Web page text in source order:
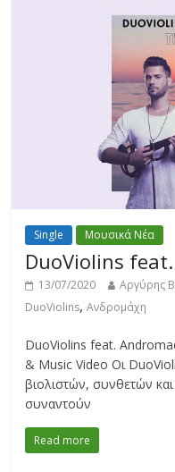
Single Μουσικά Νέα
DuoViolins
13/07/2020 Αργύρης
DuoViolins,Ανδρομάχη
DuoViolins feat.
& Music Video Οι
βιολιστών, συνθετών
συναντούν
Read more